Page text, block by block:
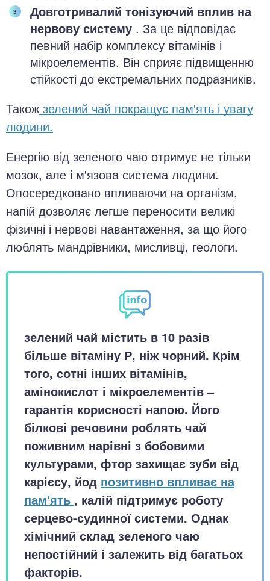
Довготривалий тонізуючий вплив на
нервову систему . За це відповідає
певний набір комплексу вітамінів і
мікроелементів. Він сприяє підвищенню
стійкості до екстремальних подразників.
Також зелений чай покращує пам'ять і увагу
людини.
Енергію від зеленого чаю отримує не тільки
мозок, але і м'язова система людини.
Опосередковано впливаючи на організм,
напій дозволяє легше переносити великі
фізичні і нервові навантаження, за що його
люблять мандрівники, мисливці, геологи.
зелений чай містить в 10 разів
більше вітаміну Р, ніж чорний. Крім
того, сотні інших вітамінів,
амінокислот і мікроелементів –
гарантія корисності напою. Його
білкові речовини роблять чай
поживним нарівні з бобовими
культурами, фтор захищає зуби від
карієсу, йод позитивно впливає на
пам'ять , калій підтримує роботу
серцево-судинної системи. Однак
хімічний склад зеленого чаю
непостійний і залежить від багатьох
факторів.